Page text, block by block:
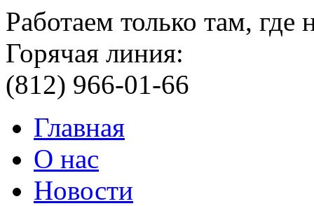
Работаем только там,
Горячая линия:
(812) 966-01-66
Главная
О нас
Новости